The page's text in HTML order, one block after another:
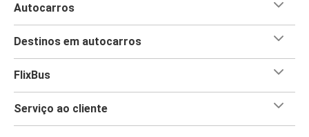
Autocarros
Destinos em autocarros
FlixBus
Serviço ao cliente